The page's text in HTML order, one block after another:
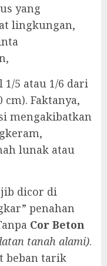
yang
lingkungan,
5 atau 1/6 dari
cm). Faktanya,
mengakibatkan
lunak atau
dicor di
penahan
Cor Beton
tanah alami).
beban tarik